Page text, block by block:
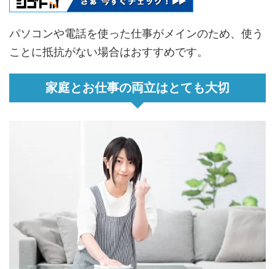
パソコンや電話を使った仕事がメインのため、使う
ことに抵抗がない場合はおすすめです。
家庭とお仕事の両立はとても大切